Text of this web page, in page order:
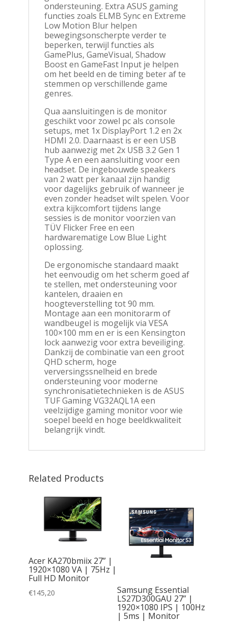
ondersteuning. Extra ASUS gaming
functies zoals ELMB Sync en Extreme
Low Motion Blur helpen
bewegingsonscherpte verder te
beperken, terwijl functies als
GamePlus, GameVisual, Shadow
Boost en GameFast Input je helpen
om het beeld en de timing beter af te
stemmen op verschillende game
genres.
Qua aansluitingen is de monitor
geschikt voor zowel pc als console
setups, met 1x DisplayPort 1.2 en 2x
HDMI 2.0. Daarnaast is er een USB
hub aanwezig met 2x USB 3.2 Gen 1
Type A en een aansluiting voor een
headset. De ingebouwde speakers
van 2 watt per kanaal zijn handig
voor dagelijks gebruik of wanneer je
even zonder headset wilt spelen. Voor
extra kijkcomfort tijdens lange
sessies is de monitor voorzien van
TÜV Flicker Free en een
hardwarematige Low Blue Light
oplossing.
De ergonomische standaard maakt
het eenvoudig om het scherm goed af
te stellen, met ondersteuning voor
kantelen, draaien en
hoogteverstelling tot 90 mm.
Montage aan een monitorarm of
wandbeugel is mogelijk via VESA
100×100 mm en er is een Kensington
lock aanwezig voor extra beveiliging.
Dankzij de combinatie van een groot
QHD scherm, hoge
verversingssnelheid en brede
ondersteuning voor moderne
synchronisatietechnieken is de ASUS
TUF Gaming VG32AQL1A een
veelzijdige gaming monitor voor wie
soepel beeld en hoge beeldkwaliteit
belangrijk vindt.
Related Products
Acer KA270bmiix 27” |
1920×1080 VA | 75Hz |
Full HD Monitor
€145,20 Samsung Essential
LS27D300GAU 27” |
1920×1080 IPS | 100Hz
| 5ms | Monitor